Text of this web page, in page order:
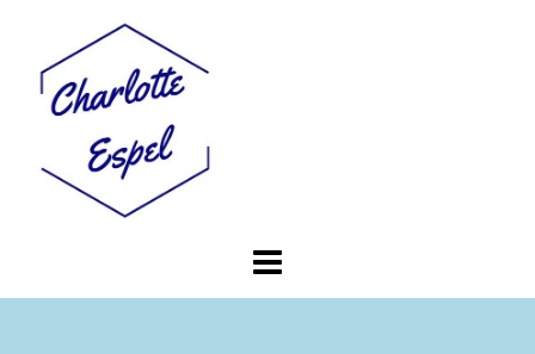
content